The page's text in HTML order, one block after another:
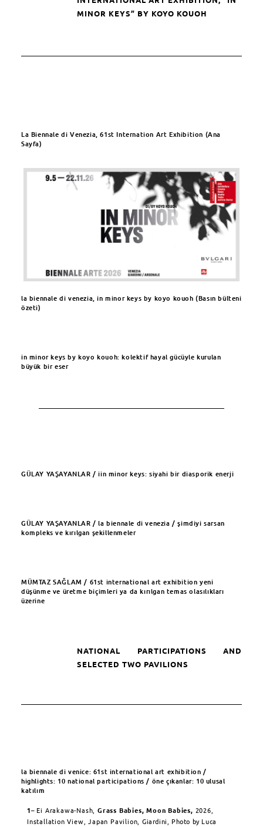
MINOR KEYS” BY KOYO KOUOH
La Biennale di Venezia, 61st Internation Art Exhibition (Ana
Sayfa)
la biennale di venezia, in minor keys by koyo kouoh (Basın bülteni
özeti)​
in minor keys by koyo kouoh: kolektif hayal gücüyle kurulan
büyük bir eser
GÜLAY YAŞAYANLAR / iin minor keys: siyahi bir diasporik enerji
GÜLAY YAŞAYANLAR / la biennale di venezia / şimdiyi sarsan
kompleks ve kırılgan şekillenmeler
MÜMTAZ SAĞLAM / 61st international art exhibition yeni
düşünme ve üretme biçimleri ya da kırılgan temas olasılıkları
üzerine
NATIONAL PARTICIPATIONS AND
SELECTED TWO PAVILIONS
la biennale di venice: 61st international art exhibition /
highlights: 10 national participations / öne çıkanlar: 10 ulusal
katılım
1– Ei Arakawa-Nash,Grass Babies, Moon Babies, 2026,
Installation View, Japan Pavilion,Giardini, Photo by Luca